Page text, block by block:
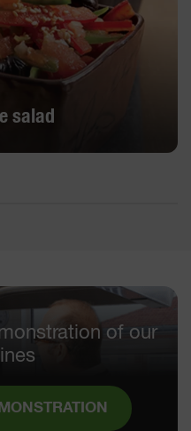
salad
of our